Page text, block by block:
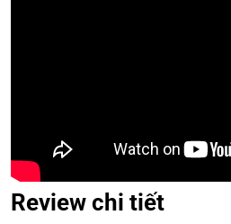
Review chi tiết